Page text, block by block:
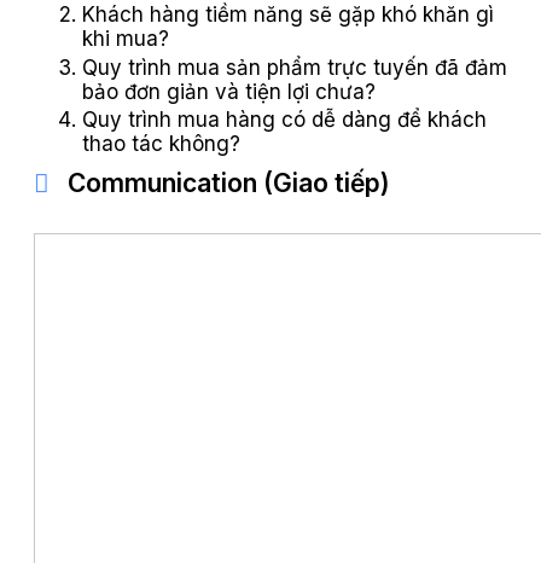
Khách hàng tiềm năng sẽ gặp khó khăn gì
khi mua?
Quy trình mua sản phẩm trực tuyến đã đảm
bảo đơn giản và tiện lợi chưa?
Quy trình mua hàng có dễ dàng để khách
thao tác không?
Communication (Giao tiếp)